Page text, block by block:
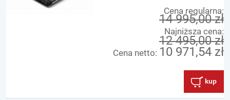
Cena regularna:
14 995,00 zł
Najniższa cena:
12 495,00 zł
Cena netto: 10 971,54 zł
kup